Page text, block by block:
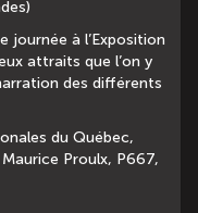
journée à l’Exposition
attraits que l’on y
des différents
du Québec,
Proulx, P667,